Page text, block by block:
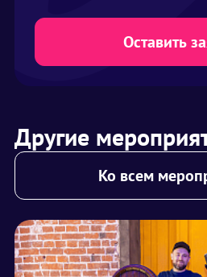
Оставить
Другие
Ко всем